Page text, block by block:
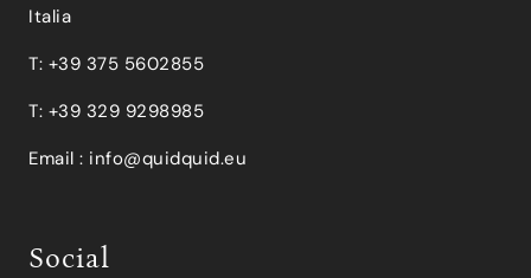
Italia
T: +39 375 5602855
T: +39 329 9298985
Email : info@quidquid.eu
Social